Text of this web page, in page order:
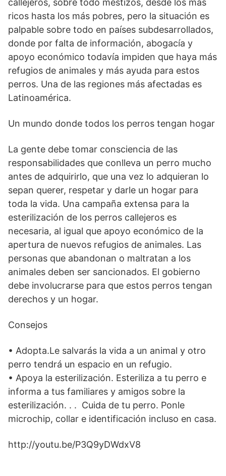
callejeros, sobre todo mestizos, desde los más
ricos hasta los más pobres, pero la situación es
palpable sobre todo en países subdesarrollados,
donde por falta de información, abogacía y
apoyo económico todavía impiden que haya más
refugios de animales y más ayuda para estos
perros. Una de las regiones más afectadas es
Latinoamérica.
Un mundo donde todos los perros tengan hogar
La gente debe tomar consciencia de las
responsabilidades que conlleva un perro mucho
antes de adquirirlo, que una vez lo adquieran lo
sepan querer, respetar y darle un hogar para
toda la vida. Una campaña extensa para la
esterilización de los perros callejeros es
necesaria, al igual que apoyo económico de la
apertura de nuevos refugios de animales. Las
personas que abandonan o maltratan a los
animales deben ser sancionados. El gobierno
debe involucrarse para que estos perros tengan
derechos y un hogar.
Consejos
• Adopta.Le salvarás la vida a un animal y otro
perro tendrá un espacio en un refugio.
• Apoya la esterilización. Esteriliza a tu perro e
informa a tus familiares y amigos sobre la
esterilización. . . Cuida de tu perro. Ponle
microchip, collar e identificación incluso en casa.
http://youtu.be/P3Q9yDWdxV8